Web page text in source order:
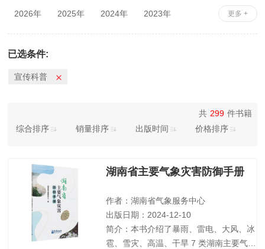
更多 +
2026年 2025年 2024年
2023年
2010年
已选条件:
宣传科普
综合排序 销量排序 出版时间 价格排序
共 299 件书籍
湖南省主要气象灾害防御手册
作者：湖南省气象服务中心
出版日期：2024-12-10
简介：本书介绍了暴雨、雷电、大风、冰
雹、雪灾、高温、干旱 7 类湖南主要气象